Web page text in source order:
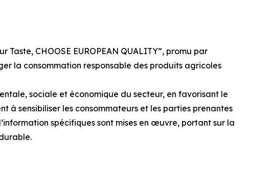
CHOOSE EUROPEAN QUALITY”, promu par
la consommation responsable des produits agricoles
sociale et économique du secteur, en favorisant le
à sensibiliser les consommateurs et les parties prenantes
spécifiques sont mises en œuvre, portant sur la